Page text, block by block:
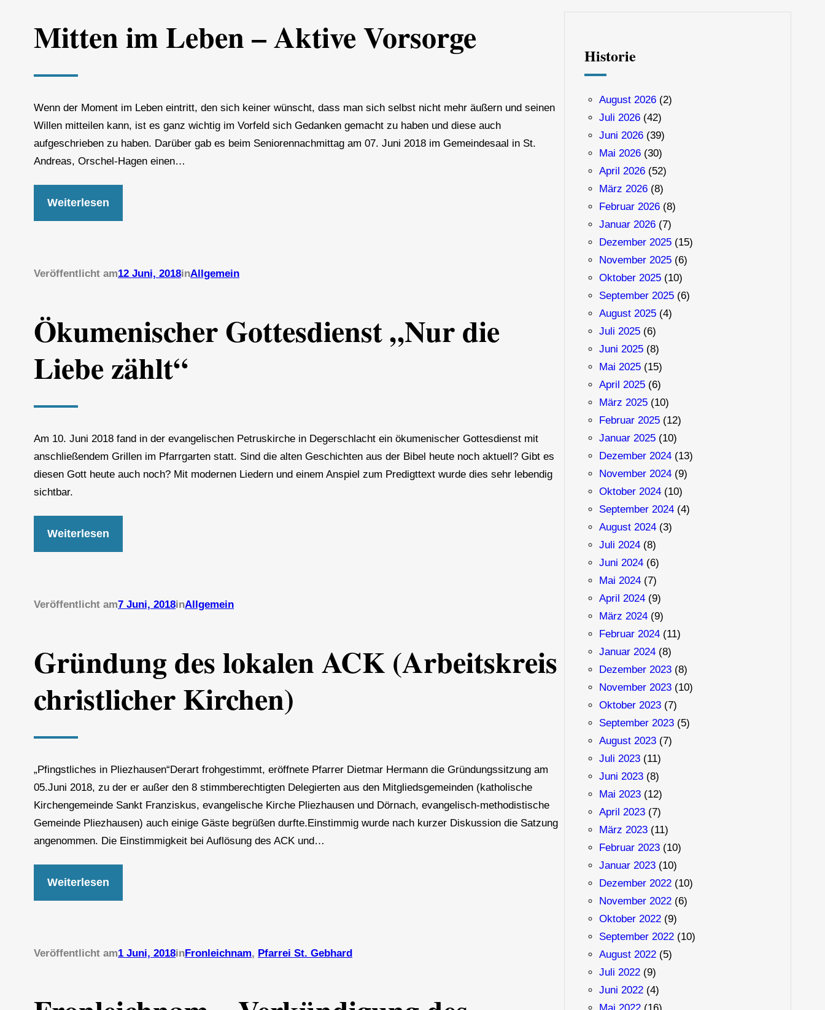
Mitten im Leben – Aktive Vorsorge
Wenn der Moment im Leben eintritt, den sich keiner wünscht, dass man sich selbst nicht mehr äußern und seinen
Willen mitteilen kann, ist es ganz wichtig im Vorfeld sich Gedanken gemacht zu haben und diese auch
aufgeschrieben zu haben. Darüber gab es beim Seniorennachmittag am 07. Juni 2018 im Gemeindesaal in St.
Andreas, Orschel-Hagen einen…
Weiterlesen
Veröffentlicht am12 Juni, 2018inAllgemein
Ökumenischer Gottesdienst „Nur die
Liebe zählt“
Am 10. Juni 2018 fand in der evangelischen Petruskirche in Degerschlacht ein ökumenischer Gottesdienst mit
anschließendem Grillen im Pfarrgarten statt. Sind die alten Geschichten aus der Bibel heute noch aktuell? Gibt es
diesen Gott heute auch noch? Mit modernen Liedern und einem Anspiel zum Predigttext wurde dies sehr lebendig
sichtbar.
Weiterlesen
Veröffentlicht am7 Juni, 2018inAllgemein
Gründung des lokalen ACK (Arbeitskreis
christlicher Kirchen)
„Pfingstliches in Pliezhausen“Derart frohgestimmt, eröffnete Pfarrer Dietmar Hermann die Gründungssitzung am
05.Juni 2018, zu der er außer den 8 stimmberechtigten Delegierten aus den Mitgliedsgemeinden (katholische
Kirchengemeinde Sankt Franziskus, evangelische Kirche Pliezhausen und Dörnach, evangelisch-methodistische
Gemeinde Pliezhausen) auch einige Gäste begrüßen durfte.Einstimmig wurde nach kurzer Diskussion die Satzung
angenommen. Die Einstimmigkeit bei Auflösung des ACK und…
Weiterlesen
Veröffentlicht am1 Juni, 2018inFronleichnam, Pfarrei St. Gebhard
Historie
August 2026(2)
Juli 2026(42)
Juni 2026(39)
Mai 2026(30)
April 2026(52)
März 2026(8)
Februar 2026(8)
Januar 2026(7)
Dezember 2025(15)
November 2025(6)
Oktober 2025(10)
September 2025(6)
August 2025(4)
Juli 2025(6)
Juni 2025(8)
Mai 2025(15)
April 2025(6)
März 2025(10)
Februar 2025(12)
Januar 2025(10)
Dezember 2024(13)
November 2024(9)
Oktober 2024(10)
September 2024(4)
August 2024(3)
Juli 2024(8)
Juni 2024(6)
Mai 2024(7)
April 2024(9)
März 2024(9)
Februar 2024(11)
Januar 2024(8)
Dezember 2023(8)
November 2023(10)
Oktober 2023(7)
September 2023(5)
August 2023(7)
Juli 2023(11)
Juni 2023(8)
Mai 2023(12)
April 2023(7)
März 2023(11)
Februar 2023(10)
Januar 2023(10)
Dezember 2022(10)
November 2022(6)
Oktober 2022(9)
September 2022(10)
August 2022(5)
Juli 2022(9)
Juni 2022(4)